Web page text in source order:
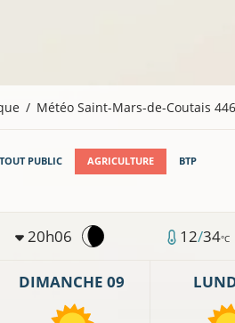
Météo Saint-Mars-de-Coutais
TOUT PUBLIC AGRICULTURE BTP
20h06 12/34°C
DIMANCHE 09